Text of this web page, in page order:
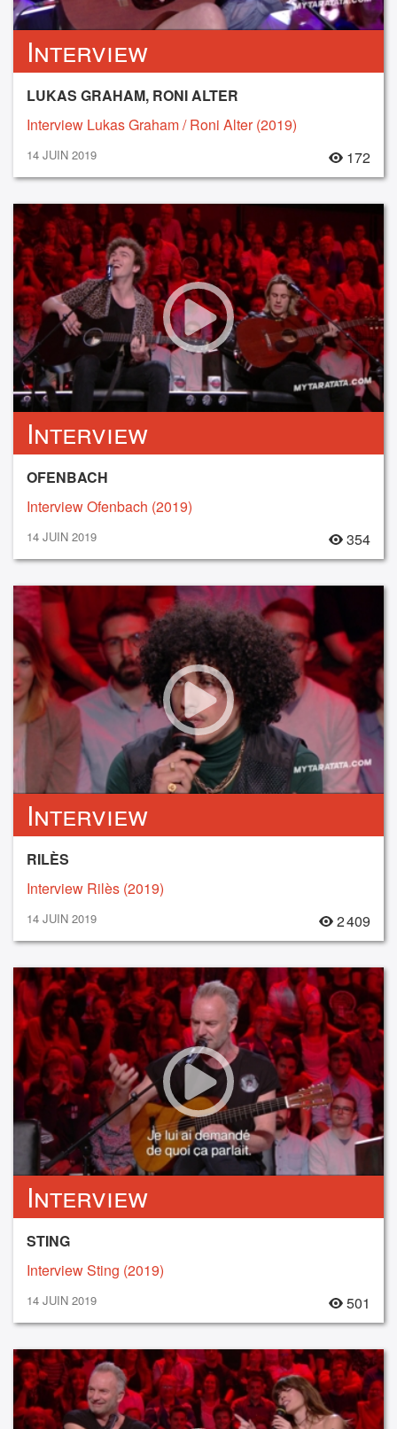
Interview
LUKAS GRAHAM, RONI ALTER
Interview Lukas Graham / Roni Alter (2019)
14 JUIN 2019 172
Interview
OFENBACH
Interview Ofenbach (2019)
14 JUIN 2019 354
Interview
RILÈS
Interview Rilès (2019)
14 JUIN 2019 2 409
Interview
STING
Interview Sting (2019)
14 JUIN 2019 501